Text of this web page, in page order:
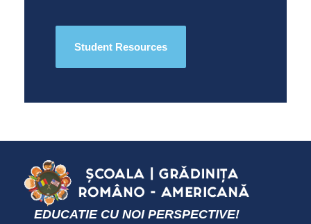
Student Resources
EDUCATIE CU NOI PERSPECTIVE!